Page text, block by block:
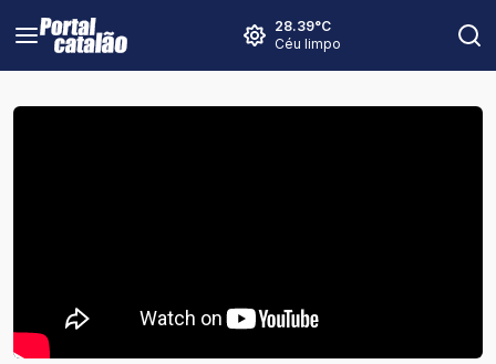
28.39°C
Céu limpo